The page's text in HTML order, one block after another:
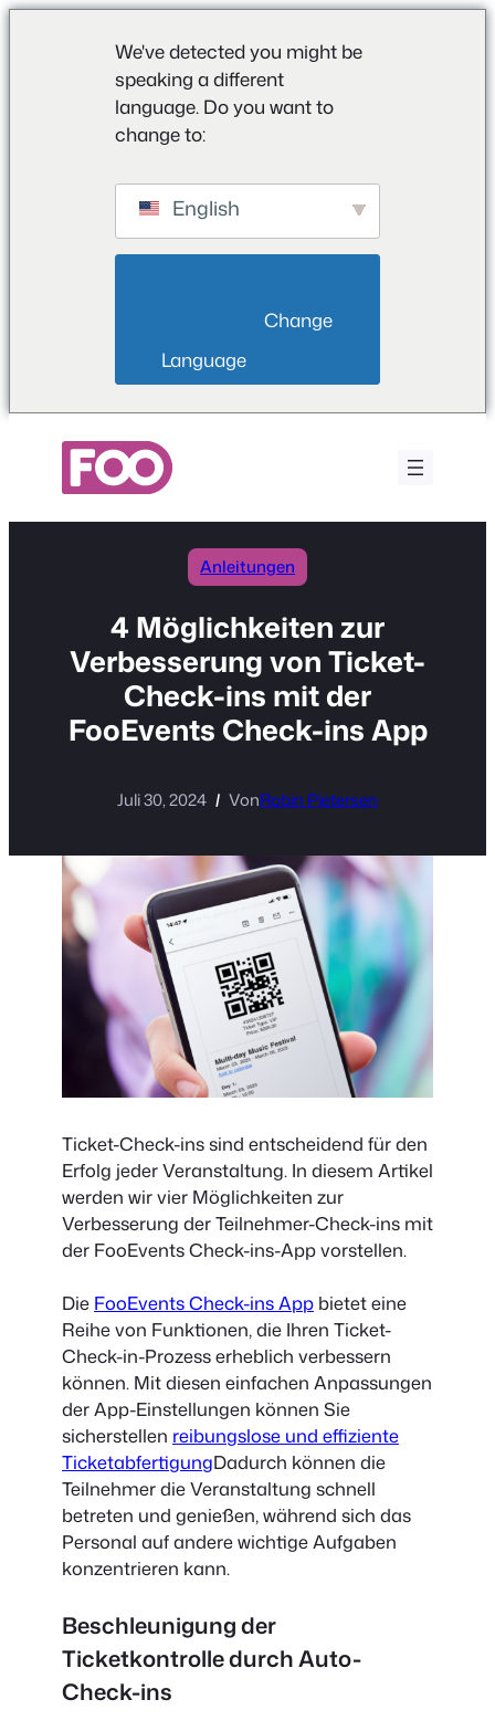
We've detected you might be
speaking a different
language. Do you want to
change to:
English
Language
springen
Anleitungen
4 Möglichkeiten zur
Verbesserung von Ticket-
Check-ins mit der
FooEvents Check-ins App
Juli 30, 2024 VonRobin Pietersen
Ticket-Check-ins sind entscheidend für den
Erfolg jeder Veranstaltung. In diesem Artikel
werden wir vier Möglichkeiten zur
Verbesserung der Teilnehmer-Check-ins mit
der FooEvents Check-ins-App vorstellen.
Die FooEvents Check-ins App bietet eine
Reihe von Funktionen, die Ihren Ticket-
Check-in-Prozess erheblich verbessern
können. Mit diesen einfachen Anpassungen
der App-Einstellungen können Sie
sicherstellen reibungslose und effiziente
TicketabfertigungDadurch können die
Teilnehmer die Veranstaltung schnell
betreten und genießen, während sich das
Personal auf andere wichtige Aufgaben
konzentrieren kann.
Beschleunigung der
Ticketkontrolle durch Auto-
Check-ins